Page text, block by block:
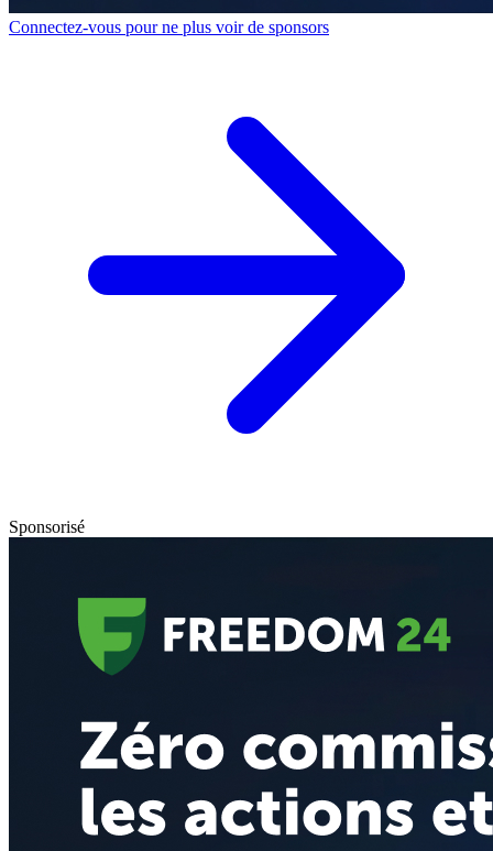
Connectez-vous pour ne plus voir de sponsors
Sponsorisé